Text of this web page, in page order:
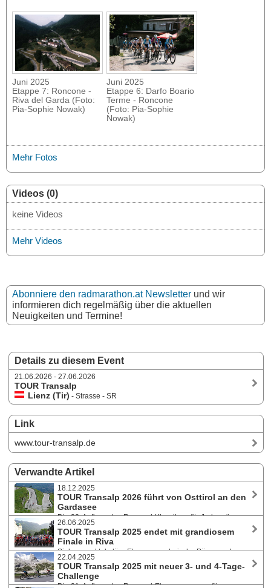
Details zu diesem Event
21.06.2026 - 27.06.2026
TOUR Transalp
Lienz (Tir) - Strasse - SR
Link
www.tour-transalp.de
Verwandte Artikel
18.12.2025
TOUR Transalp 2026 führt von Osttirol an den
Gardasee
Die 22. Auflage des Rennrad-Klassikers für Jedermänner
und -frauen bietet von 21. bis 27. Juni 2026 einen spektakulären Ritt in
sieben Akten. Über 750 Kilometer und mehr als 17.000 Höhenmeter
geht es von Lienz nach Riva del Garda.
26.06.2025
TOUR Transalp 2025 endet mit grandiosem
Finale in Riva
Sieben spektakuläre Etappen, malerische Pässe und
perfektes Alpenwetter von 15. bis 21. Juni 2025: Mehr als 600
Rennradfahrer:innen haben sich im Ziel der 21. Auflage des Rennrad-
Etappenrennens in Riva am Gardasee feiern lassen. Die Anmeldung für
22.04.2025
TOUR Transalp 2025 mit neuer 3- und 4-Tage-
Challenge
Juni 2025
Etappe 7: Roncone -
Riva del Garda (Foto:
Pia-Sophie Nowak)
Juni 2025
Etappe 6: Darfo Boario
Terme - Roncone
(Foto: Pia-Sophie
Nowak)
Mehr Fotos
Videos (0)
keine Videos
Mehr Videos
Abonniere den radmarathon.at Newsletter und wir
informieren dich regelmäßig über die aktuellen
Neuigkeiten und Termine!